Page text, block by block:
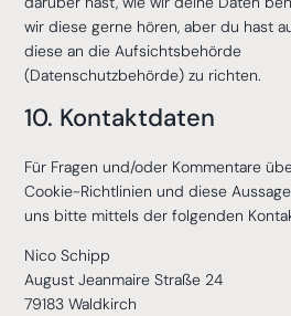
wir diese gerne hören, aber du hast
diese an die Aufsichtsbehörde
(Datenschutzbehörde) zu richten.
10. Kontaktdaten
Für Fragen und/oder Kommentare
Cookie-Richtlinien und diese
uns bitte mittels der folgenden
Nico Schipp
August Jeanmaire Straße 24
79183 Waldkirch